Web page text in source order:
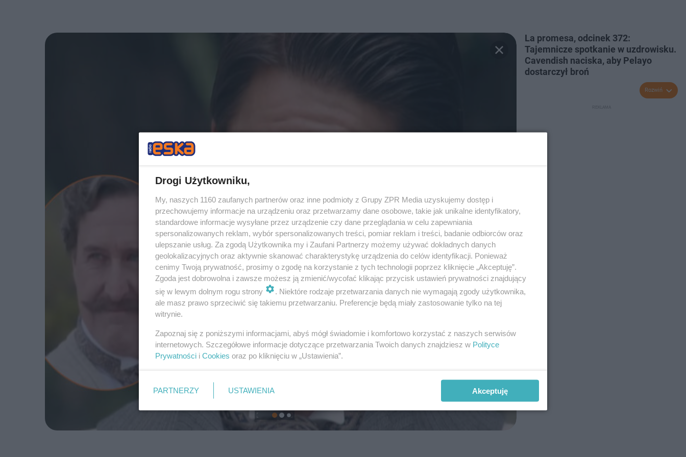
La promesa, odcinek 372:
Tajemnicze spotkanie w uzdrowisku.
Cavendish naciska, aby Pelayo
dostarczył broń
Rozwiń
Drogi Użytkowniku,
My, naszych 1160 zaufanych partnerów oraz inne podmioty z Grupy ZPR Media uzyskujemy dostęp i
przechowujemy informacje na urządzeniu oraz przetwarzamy dane osobowe, takie jak unikalne identyfikatory,
standardowe informacje wysyłane przez urządzenie czy dane przeglądania w celu zapewniania
spersonalizowanych reklam, wybór spersonalizowanych treści, pomiar reklam i treści, badanie odbiorców oraz
ulepszanie usług. Za zgodą Użytkownika my i Zaufani Partnerzy możemy używać dokładnych danych
geolokalizacyjnych oraz aktywnie skanować charakterystykę urządzenia do celów identyfikacji. Ponieważ
cenimy Twoją prywatność, prosimy o zgodę na korzystanie z tych technologii poprzez kliknięcie „Akceptuję”.
Zgoda jest dobrowolna i zawsze możesz ją zmienić/wycofać klikając przycisk ustawień prywatności znajdujący
się w lewym dolnym rogu strony
. Niektóre rodzaje przetwarzania danych nie wymagają zgody użytkownika,
ale masz prawo sprzeciwić się takiemu przetwarzaniu. Preferencje będą miały zastosowanie tylko na tej
witrynie.
Zapoznaj się z poniższymi informacjami, abyś mógł świadomie i komfortowo korzystać z naszych serwisów
internetowych. Szczegółowe informacje dotyczące przetwarzania Twoich danych znajdziesz w Polityce
Prywatności i Cookies oraz po kliknięciu w „Ustawienia”.
PARTNERZY USTAWIENIA Akceptuję